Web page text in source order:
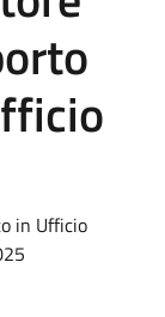
in Ufficio